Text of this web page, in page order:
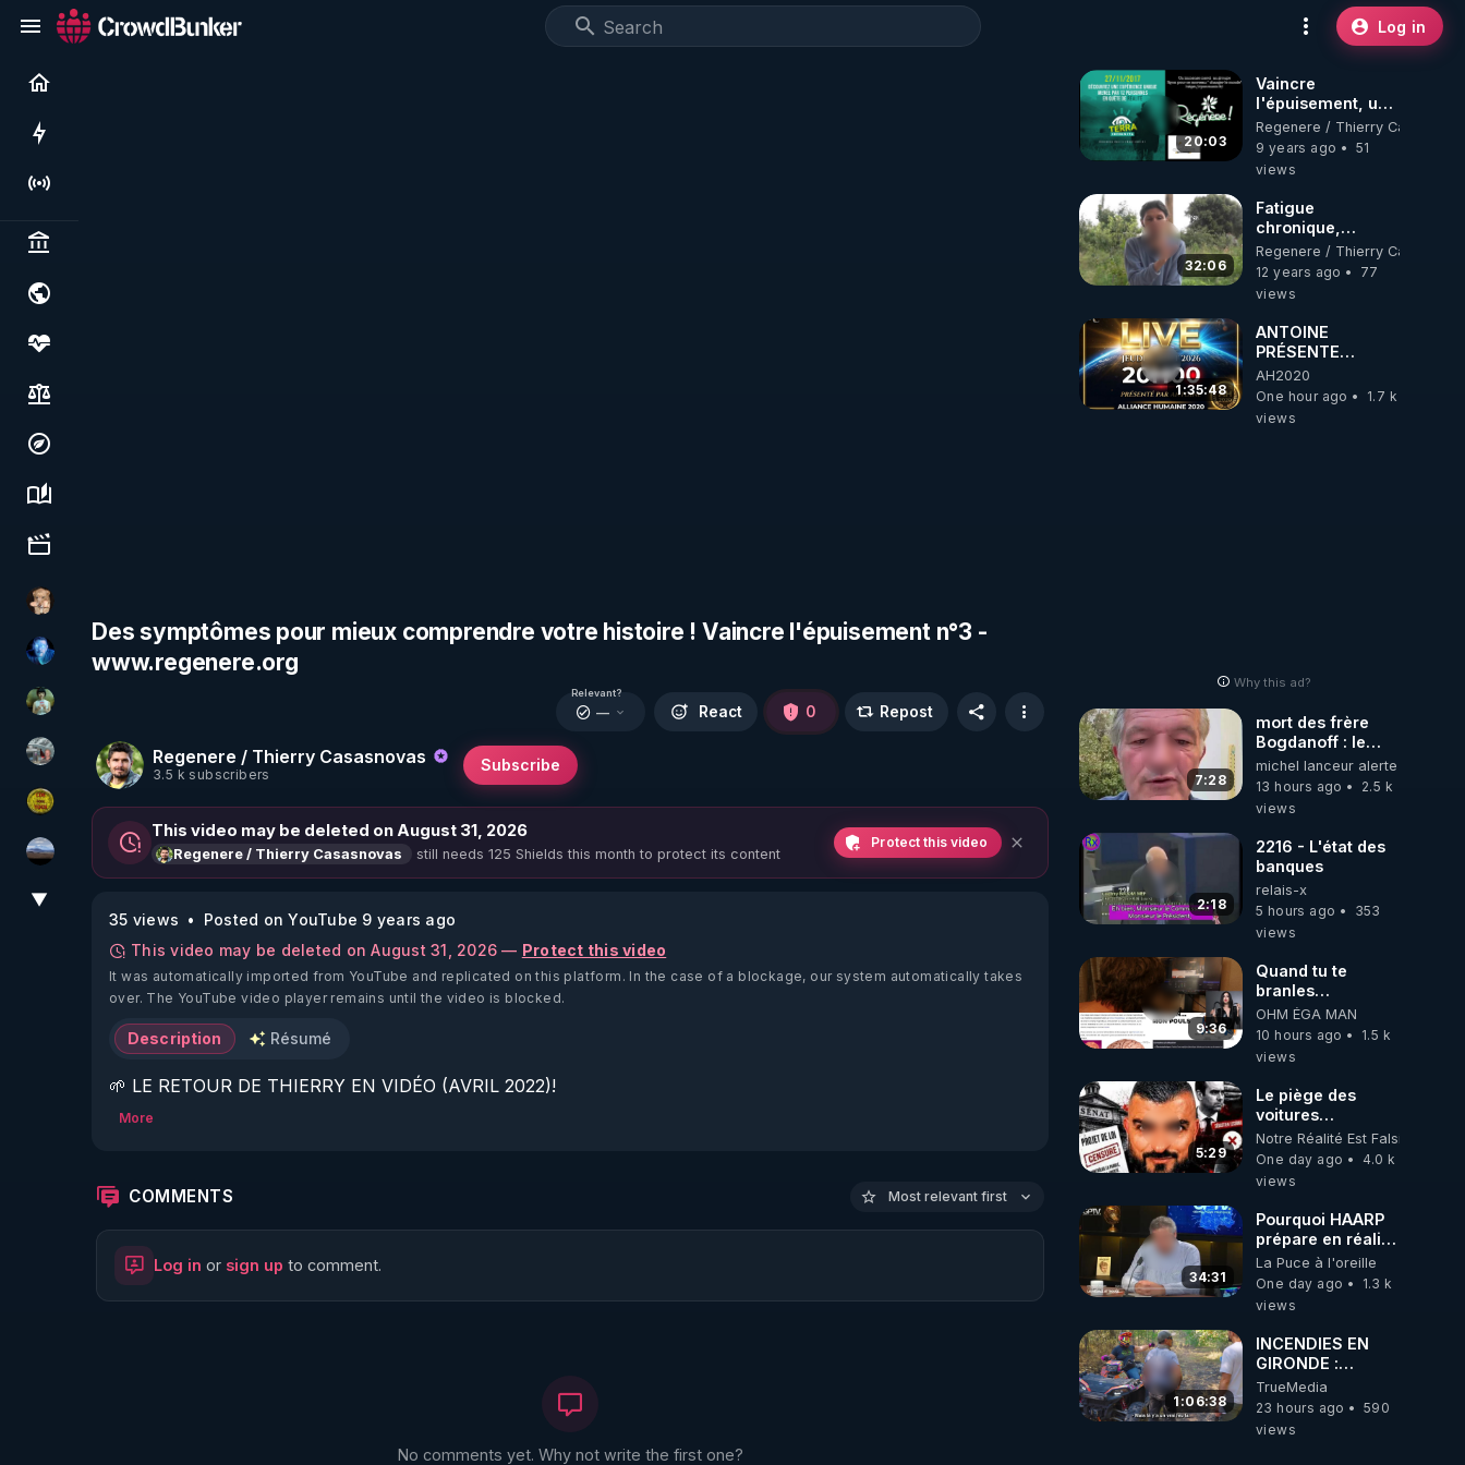
Log in
Live
Politics & institutions
Society, justice & freedoms
Economy, environment & technology
Science, history & spirituality
Culture, media & entertainment
DataCenter
AH2020
Sonmi-877
Ben Garneau
CDS pour TOUS
michel lanceur alerte
▼
Des symptômes pour mieux comprendre votre histoire ! Vaincre l'épuisement n°3 -
www.regenere.org
Regenere / Thierry Casasnovas
3.5 k subscribers
Subscribe
Relevant?
— React 0 Repost
This video may be deleted on August 31, 2026
Regenere / Thierry Casasnovas still needs 125 Shields this month to protect its content
Protect this video
35 views
Posted on YouTube 9 years ago
This video may be deleted on August 31, 2026 — Protect this video
It was automatically imported from YouTube and replicated on this platform. In the case of a blockage, our system automatically takes
over. The YouTube video player remains until the video is blocked.
Description Résumé
🌱 LE RETOUR DE THIERRY EN VIDÉO (AVRIL 2022)!
🌱 LE MAGAZINE RÉGÉNÈRE
http://rgnr.li/ymag
More
COMMENTS Most relevant first
Log in or sign up to comment.
No comments yet. Why not write the first one?
20:03
Vaincre
l'épuisement, un
plan radical en 20
minutes ! -
www.regenere.org
Regenere / Thierry
9 years ago
51
views
32:06
Fatigue
chronique,
épuisement : 3
hypoglycémie,
diabète et
www.regenere.org
Regenere / Thierry
12 years ago
77
views
1:35:48
ANTOINE
PRÉSENTE
AH2020 LE LIVE
20H ***DU
06/08/2026***
AH2020
One hour ago
1.7 k
views
Why this ad?
7:28
mort des frère
Bogdanoff : le
mensonge d état
michel lanceur alerte
13 hours ago
2.5 k
views
2:18
2216 - L'état des
banques
relais-x
5 hours ago
353
views
9:36
Quand tu te
branles
bonhomme tu
émets des ondes
ils ont juste omis
OHM ÉGA MAN
10 hours ago
1.5 k
views
5:29
Le piège des
voitures
électriques se
referme sur les
usagers !
Notre Réalité Est Falsifiée Et
One day ago
4.0 k
views
34:31
Pourquoi HAARP
prépare en réalité
un CHAOS
climatique, on
répond
La Puce à l'oreille
One day ago
1.3 k
views
1:06:38
INCENDIES EN
GIRONDE :
L'HISTOIRE DE
CEUX QUI SONT
RESTÉS
TrueMedia
23 hours ago
590
views